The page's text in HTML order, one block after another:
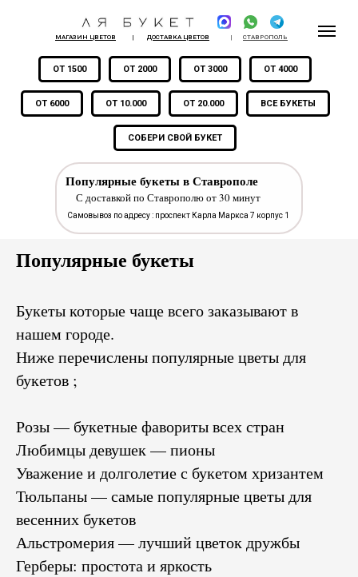
СТАВРОПОЛЬ
|
|
МАГАЗИН ЦВЕТОВ ДОСТАВКА ЦВЕТОВ
ОТ 1500 ОТ 2000 ОТ 3000 ОТ 4000
ОТ 6000 ОТ 10.000 ОТ 20.000 ВСЕ БУКЕТЫ
СОБЕРИ СВОЙ БУКЕТ
С доставкой по Ставрополю от 30 минут
Популярные букеты в Ставрополе
Самовывоз по адресу : проспект Карла Маркса 7 корпус 1
Популярные букеты
Букеты которые чаще всего заказывают в
нашем городе.
Ниже перечислены популярные цветы для
букетов ;
Розы — букетные фавориты всех стран
Любимцы девушек — пионы
Уважение и долголетие с букетом хризантем
Тюльпаны — самые популярные цветы для
весенних букетов
Альстромерия — лучший цветок дружбы
Герберы: простота и яркость